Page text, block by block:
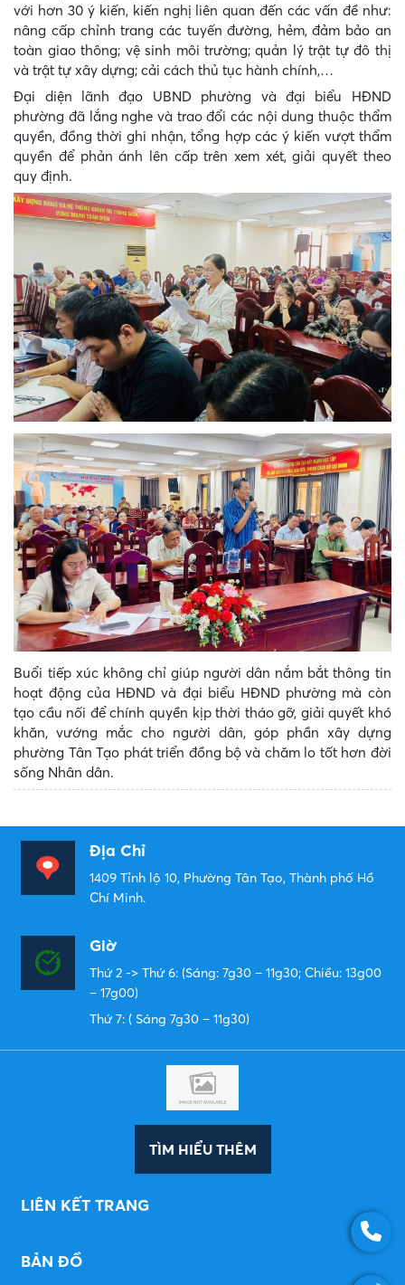
với hơn 30 ý kiến, kiến nghị liên quan đến các vấn đề như:
nâng cấp chỉnh trang các tuyến đường, hẻm, đảm bảo an
toàn giao thông; vệ sinh môi trường; quản lý trật tự đô thị
và trật tự xây dựng; cải cách thủ tục hành chính,…
Đại diện lãnh đạo UBND phường và đại biểu HĐND
phường đã lắng nghe và trao đổi các nội dung thuộc thẩm
quyền, đồng thời ghi nhận, tổng hợp các ý kiến vượt thẩm
quyền để phản ánh lên cấp trên xem xét, giải quyết theo
quy định.
Buổi tiếp xúc không chỉ giúp người dân nắm bắt thông tin
hoạt động của HĐND và đại biểu HĐND phường mà còn
tạo cầu nối để chính quyền kịp thời tháo gỡ, giải quyết khó
khăn, vướng mắc cho người dân, góp phần xây dựng
phường Tân Tạo phát triển đồng bộ và chăm lo tốt hơn đời
sống Nhân dân.
Địa Chỉ
1409 Tỉnh lộ 10, Phường Tân Tạo, Thành phố Hồ
Chí Minh.
Giờ
Thứ 2 -> Thứ 6: (Sáng: 7g30 – 11g30; Chiều: 13g00
– 17g00)
Thứ 7: ( Sáng 7g30 – 11g30)
TÌM HIỂU THÊM
LIÊN KẾT TRANG
BẢN ĐỒ